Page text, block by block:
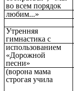
во всем порядок
любим...»
Утренняя
гимнастика с
использованием
«Дорожной
песни»
(ворона мама
строгая учила